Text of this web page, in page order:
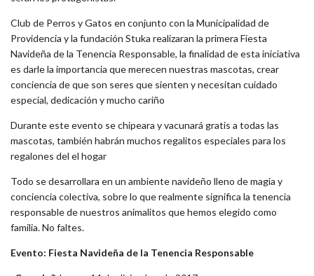
Club de Perros y Gatos en conjunto con la Municipalidad de
Providencia y la fundación Stuka realizaran la primera Fiesta
Navideña de la Tenencia Responsable, la finalidad de esta iniciativa
es darle la importancia que merecen nuestras mascotas, crear
conciencia de que son seres que sienten y necesitan cuidado
especial, dedicación y mucho cariño
Durante este evento se chipeara y vacunará gratis a todas las
mascotas, también habrán muchos regalitos especiales para los
regalones del el hogar
Todo se desarrollara en un ambiente navideño lleno de magia y
conciencia colectiva, sobre lo que realmente significa la tenencia
responsable de nuestros animalitos que hemos elegido como
familia. No faltes.
Evento: Fiesta Navideña de la Tenencia Responsable